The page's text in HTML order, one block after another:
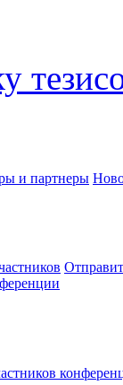
и партнеры